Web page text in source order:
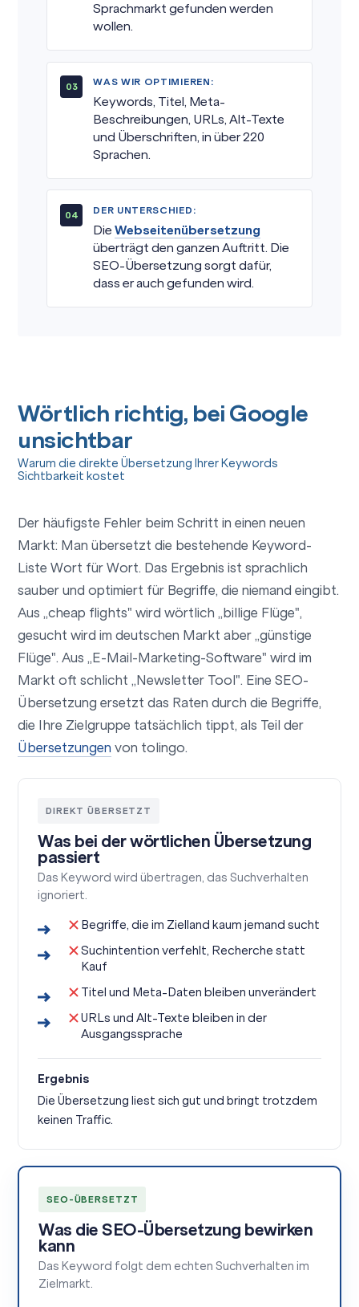
Sprachmarkt gefunden werden
wollen.
WAS WIR OPTIMIEREN:
Keywords, Titel, Meta-
Beschreibungen, URLs, Alt-Texte
und Überschriften, in über 220
Sprachen.
DER UNTERSCHIED:
DieWebseitenübersetzung
überträgt den ganzen Auftritt. Die
SEO-Übersetzung sorgt dafür,
dass er auch gefunden wird.
Wörtlich richtig, bei Google
unsichtbar
Warum die direkte Übersetzung Ihrer Keywords
Sichtbarkeit kostet
Der häufigste Fehler beim Schritt in einen neuen
Markt: Man übersetzt die bestehende Keyword-
Liste Wort für Wort. Das Ergebnis ist sprachlich
sauber und optimiert für Begriffe, die niemand eingibt.
Aus „cheap flights" wird wörtlich „billige Flüge",
gesucht wird im deutschen Markt aber „günstige
Flüge". Aus „E-Mail-Marketing-Software" wird im
Markt oft schlicht „Newsletter Tool". Eine SEO-
Übersetzung ersetzt das Raten durch die Begriffe,
die Ihre Zielgruppe tatsächlich tippt, als Teil der
Übersetzungen von tolingo.
DIREKT ÜBERSETZT
Was bei der wörtlichen Übersetzung
passiert
Das Keyword wird übertragen, das Suchverhalten
ignoriert.
Begriffe, die im Zielland kaum jemand sucht
Suchintention verfehlt, Recherche statt
Kauf
Titel und Meta-Daten bleiben unverändert
URLs und Alt-Texte bleiben in der
Ausgangssprache
Ergebnis
Die Übersetzung liest sich gut und bringt trotzdem
keinen Traffic.
SEO-ÜBERSETZT
Was die SEO-Übersetzung bewirken
kann
Das Keyword folgt dem echten Suchverhalten im
Zielmarkt.